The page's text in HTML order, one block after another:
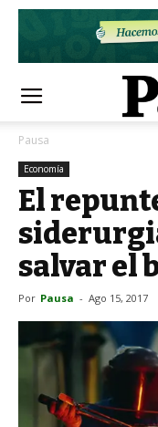
Pausa
Economía
El
salvar el
Por Pausa - Ago 15, 2017